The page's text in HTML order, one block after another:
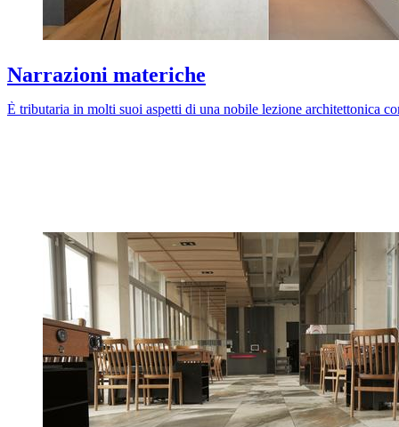
Narrazioni materiche
È tributaria in molti suoi aspetti di una nobile lezione architettonica